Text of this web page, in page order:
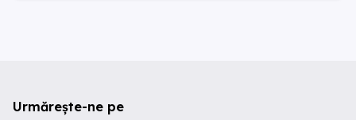
Urmărește-ne pe